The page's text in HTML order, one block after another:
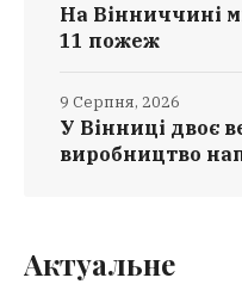
На Вінниччині
11 пожеж
У Вінниці двоє
виробництво
9 Серпня, 2026
Актуальне